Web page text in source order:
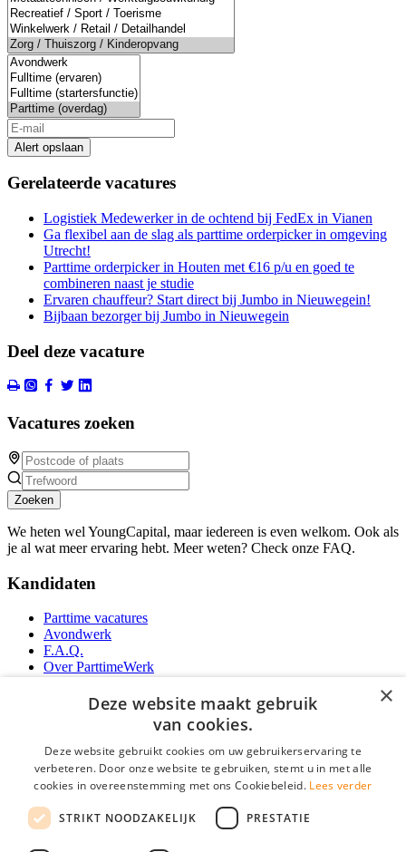
Alert opslaan
Gerelateerde vacatures
Logistiek Medewerker in de ochtend bij FedEx in Vianen
Ga flexibel aan de slag als parttime orderpicker in omgeving
Utrecht!
Parttime orderpicker in Houten met €16 p/u en goed te
combineren naast je studie
Ervaren chauffeur? Start direct bij Jumbo in Nieuwegein!
Bijbaan bezorger bij Jumbo in Nieuwegein
Deel deze vacature
Vacatures zoeken
Zoeken
We heten wel YoungCapital, maar iedereen is even welkom. Ook als
je al wat meer ervaring hebt. Meer weten? Check onze FAQ.
Kandidaten
Parttime vacatures
Avondwerk
F.A.Q.
Over ParttimeWerk
YoungCapital Android App
Parttime personeel
Vacature aanmelden
Partners
×
Deze website maakt gebruik
van cookies.
Deze website gebruikt cookies om uw gebruikerservaring te
verbeteren. Door onze website te gebruiken, stemt u in met alle
cookies in overeenstemming met ons Cookiebeleid. Lees verder
STRIKT NOODZAKELIJK PRESTATIE